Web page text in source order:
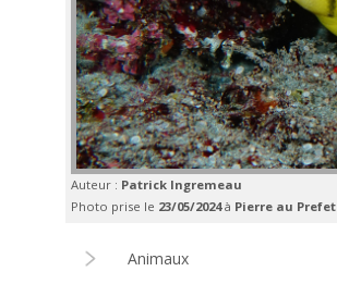
Auteur : Patrick Ingremeau
Photo prise le 23/05/2024à Pierre au Prefet
Animaux